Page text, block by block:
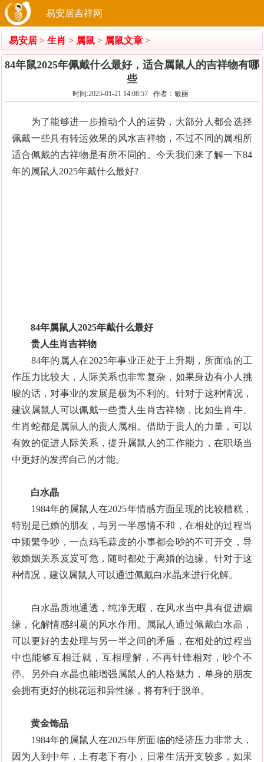
易安居吉祥网
易安居 > 生肖 > 属鼠 > 属鼠文章 >
84年鼠2025年佩戴什么最好，适合属鼠人的吉祥物有哪
些
时间:2025-01-21 14:08:57 作者：敏丽
为了能够进一步推动个人的运势，大部分人都会选择
佩戴一些具有转运效果的风水吉祥物，不过不同的属相所
适合佩戴的吉祥物是有所不同的。今天我们来了解一下84
年的属鼠人2025年戴什么最好?
84年属鼠人2025年戴什么最好
贵人生肖吉祥物
84年的属人在2025年事业正处于上升期，所面临的工
作压力比较大，人际关系也非常复杂，如果身边有小人挑
唆的话，对事业的发展是极为不利的。针对于这种情况，
建议属鼠人可以佩戴一些贵人生肖吉祥物，比如生肖牛、
生肖蛇都是属鼠人的贵人属相。借助于贵人的力量，可以
有效的促进人际关系，提升属鼠人的工作能力，在职场当
中更好的发挥自己的才能。
白水晶
1984年的属鼠人在2025年情感方面呈现的比较糟糕，
特别是已婚的朋友，与另一半感情不和，在相处的过程当
中频繁争吵，一点鸡毛蒜皮的小事都会吵的不可开交，导
致婚姻关系岌岌可危，随时都处于离婚的边缘。针对于这
种情况，建议属鼠人可以通过佩戴白水晶来进行化解。
白水晶质地通透，纯净无暇，在风水当中具有促进姻
缘，化解情感纠葛的风水作用。属鼠人通过佩戴白水晶，
可以更好的去处理与另一半之间的矛盾，在相处的过程当
中也能够互相迁就，互相理解，不再针锋相对，吵个不
停。另外白水晶也能增强属鼠人的人格魅力，单身的朋友
会拥有更好的桃花运和异性缘，将有利于脱单。
黄金饰品
1984年的属鼠人在2025年所面临的经济压力非常大，
因为人到中年，上有老下有小，日常生活开支较多，如果